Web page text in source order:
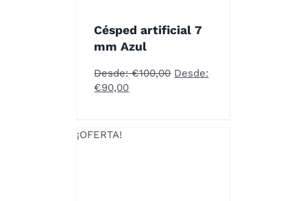
MÚLTIPLES
VARIANTES.
LAS
OPCIONES
PUEDEN
LA
Césped artificial 7
mm Azul
Desde:€100,00 Desde:
€90,00
¡OFERTA!